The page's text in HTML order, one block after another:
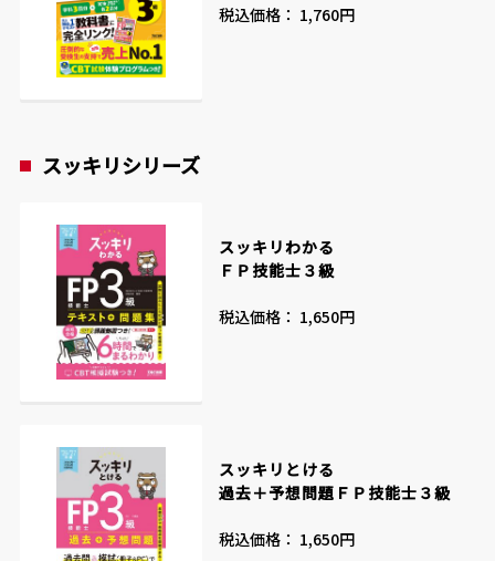
税込価格： 1,760円
スッキリシリーズ
スッキリわかる
ＦＰ技能士３級
税込価格： 1,650円
スッキリとける
過去＋予想問題ＦＰ技能士３級
税込価格： 1,650円